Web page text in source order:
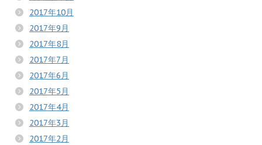
2017年10月
2017年9月
2017年8月
2017年7月
2017年6月
2017年5月
2017年4月
2017年3月
2017年2月